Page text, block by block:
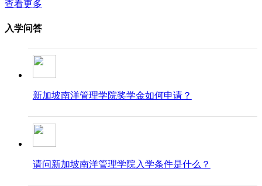
查看更多
入学问答
新加坡南洋管理学院奖学金如何申请？
请问新加坡南洋管理学院入学条件是什么？​​​​​​​